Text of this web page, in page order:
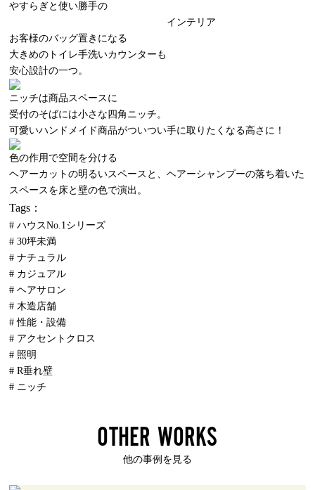
やすらぎと使い勝手の
インテリア
お客様のバッグ置きになる
大きめのトイレ手洗いカウンターも
安心設計の一つ。
ニッチは商品スペースに
受付のそばには小さな四角ニッチ。
可愛いハンドメイド商品がついつい手に取りたくなる高さに！
色の作用で空間を分ける
ヘアーカットの明るいスペースと、ヘアーシャンプーの落ち着いた
スペースを床と壁の色で演出。
Tags：
# ハウスNo.1シリーズ
# 30坪未満
# ナチュラル
# カジュアル
# ヘアサロン
# 木造店舗
# 性能・設備
# アクセントクロス
# 照明
# R垂れ壁
# ニッチ
OTHER WORKS
他の事例を見る